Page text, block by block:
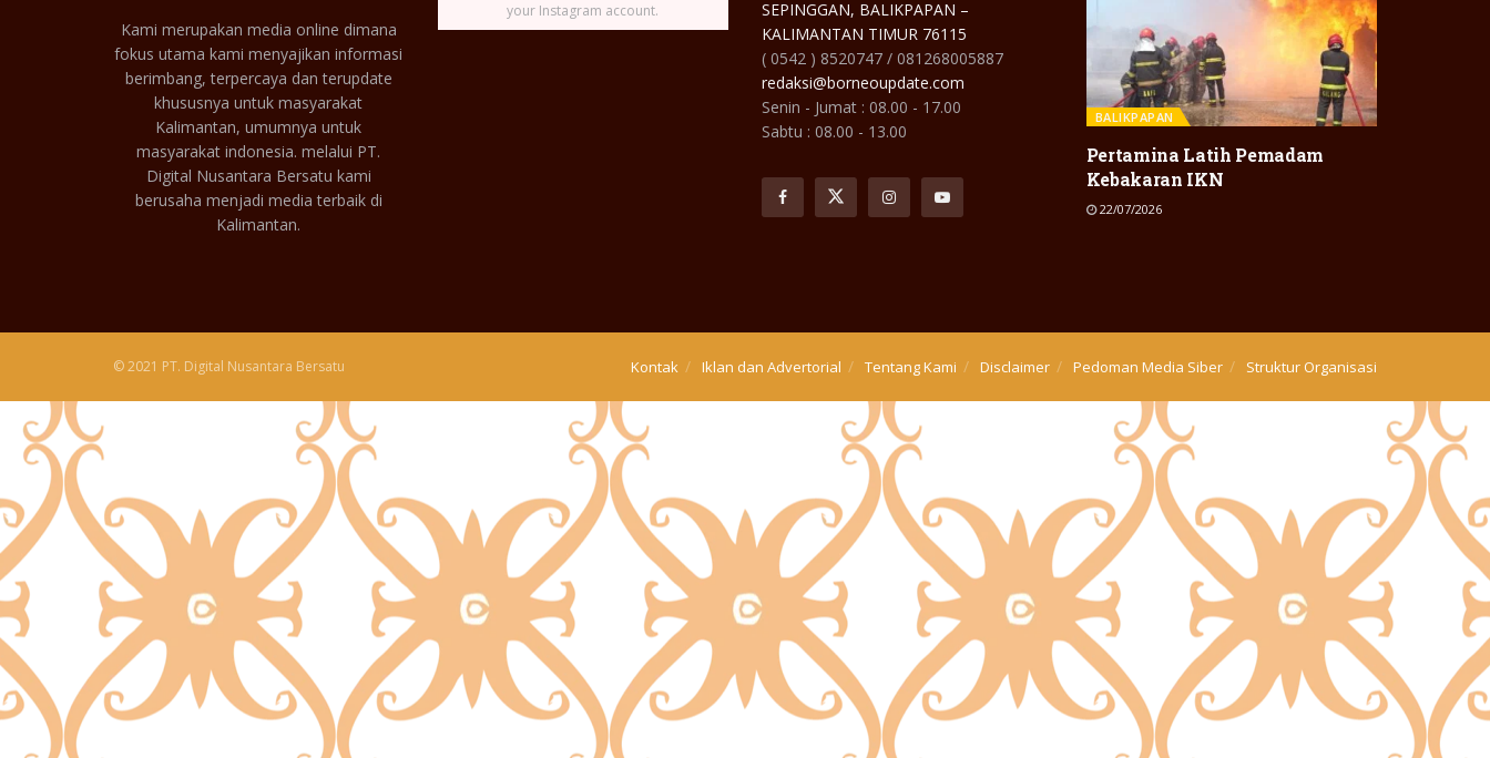
Kami merupakan media online dimana
fokus utama kami menyajikan informasi
berimbang, terpercaya dan terupdate
khususnya untuk masyarakat
Kalimantan, umumnya untuk
masyarakat indonesia. melalui PT.
Digital Nusantara Bersatu kami
berusaha menjadi media terbaik di
Kalimantan.
your Instagram account.
SEPINGGAN, BALIKPAPAN –
KALIMANTAN TIMUR 76115
( 0542 ) 8520747 / 081268005887
redaksi@borneoupdate.com
Senin - Jumat : 08.00 - 17.00
Sabtu : 08.00 - 13.00
BALIKPAPAN
Pertamina Latih Pemadam
Kebakaran IKN
22/07/2026
Kontak Iklan dan Advertorial Tentang Kami Disclaimer Pedoman Media Siber Struktur Organisasi
© 2021 PT. Digital Nusantara Bersatu